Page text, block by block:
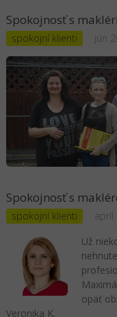
Spokojnosť s
spokojní klienti jún
Spokojnosť s
spokojní klienti
apríl
Už
opäť
Veronika K.